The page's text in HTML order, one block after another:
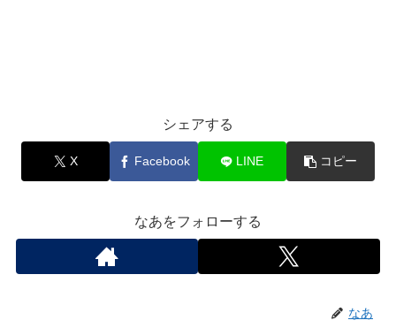
シェアする
X Facebook LINE コピー
なあをフォローする
なあ